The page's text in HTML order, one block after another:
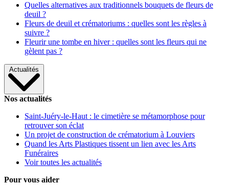
Quelles alternatives aux traditionnels bouquets de fleurs de
deuil ?
Fleurs de deuil et crématoriums : quelles sont les règles à
suivre ?
Fleurir une tombe en hiver : quelles sont les fleurs qui ne
gèlent pas ?
Actualités
Nos actualités
Saint-Juéry-le-Haut : le cimetière se métamorphose pour
retrouver son éclat
Un projet de construction de crématorium à Louviers
Quand les Arts Plastiques tissent un lien avec les Arts
Funéraires
Voir toutes les actualités
Pour vous aider